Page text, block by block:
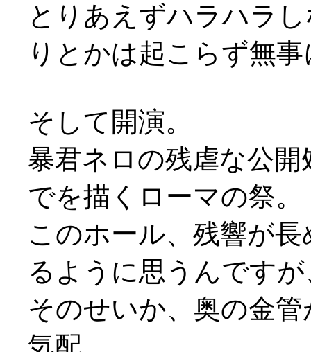
とりあえずハラハラ
りとかは起こらず無
そして開演。
暴君ネロの残虐な公
でを描くローマの祭。
このホール、残響が
るように思うんですが
そのせいか、奥の金